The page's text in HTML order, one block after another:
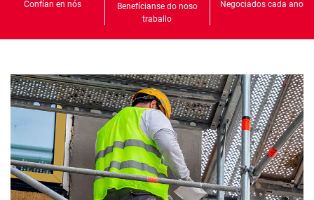
Confían en nós
Benefícianse do noso
traballo
Negociados cada ano